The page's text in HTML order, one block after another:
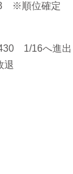
※順位確定
1/16へ進出
退